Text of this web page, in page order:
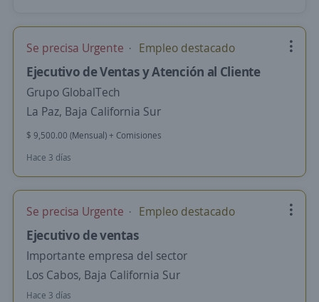
Se precisa Urgente Empleo destacado
Ejecutivo de Ventas y Atención al Cliente
Grupo GlobalTech
La Paz, Baja California Sur
$ 9,500.00 (Mensual) + Comisiones
Hace 3 días
Se precisa Urgente Empleo destacado
Ejecutivo de ventas
Importante empresa del sector
Los Cabos, Baja California Sur
Hace 3 días